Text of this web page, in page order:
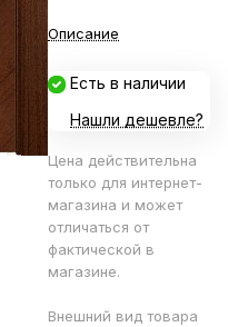
Описание
Есть в наличии
Нашли дешевле?
Цена действительна
только для интернет-
магазина и может
отличаться от
фактической в
магазине.
Внешний вид товара